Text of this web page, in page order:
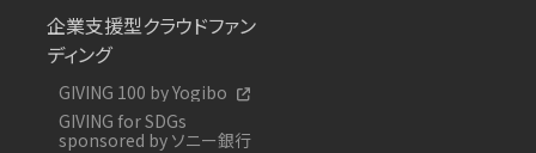
企業支援型クラウドファン
ディング
GIVING 100 by Yogibo
GIVING for SDGs
sponsored by ソニー銀行